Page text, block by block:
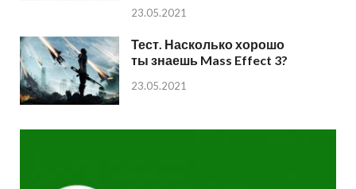
23.05.2021
Тест. Насколько хорошо
ты знаешь Mass Effect 3?
23.05.2021